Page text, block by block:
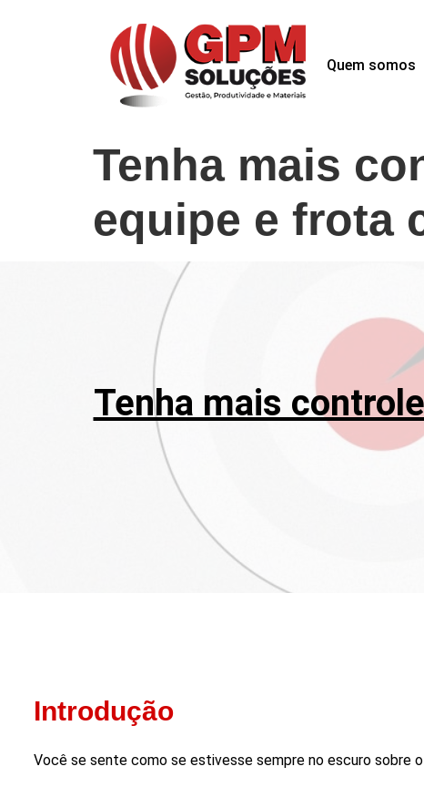
Quem somos
Tenha mais
equipe e frota
Tenha mais
Introdução
Você se sente como se estivesse sempre no escuro sobre